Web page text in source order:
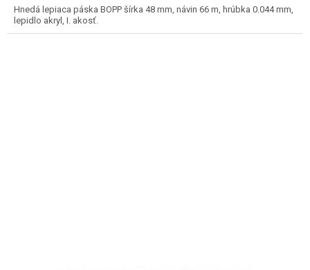
Hnedá lepiaca páska BOPP šírka 48 mm, návin 66 m, hrúbka 0.044 mm,
lepidlo akryl, I. akosť.